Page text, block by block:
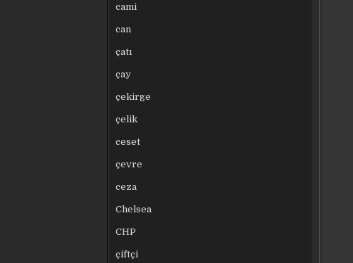
cami
can
çatı
çay
çekirge
çelik
ceset
çevre
ceza
Chelsea
CHP
çiftçi